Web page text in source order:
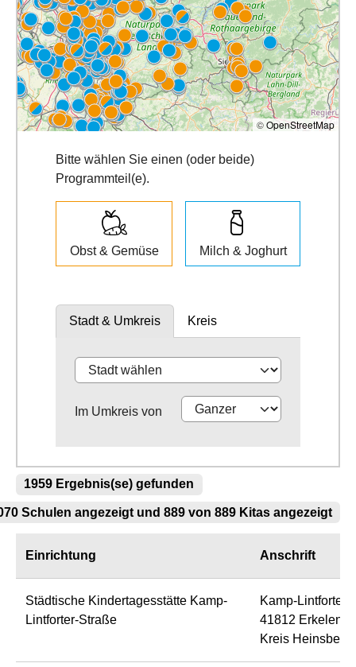
Bitte wählen Sie einen (oder beide)
Programmteil(e).
Obst & Gemüse Milch & Joghurt
Stadt & Umkreis Kreis
Im Umkreis von
©OpenStreetMap
1959 Ergebnis(se) gefunden
Schulen angezeigt und 889 von 889 Kitas angezeigt
Einrichtung Anschrift
Städtische Kindertagesstätte Kamp-
Lintforter-Straße
Kamp-Lintforter-
41812 Erkelenz
Kreis Heinsberg